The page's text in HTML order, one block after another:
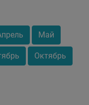
Май
Октябрь